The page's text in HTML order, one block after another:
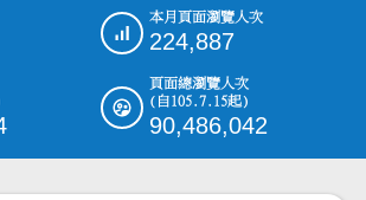
本月頁面瀏覽人次
224,887
頁面總瀏覽人次
(自105.7.15起)
90,486,042